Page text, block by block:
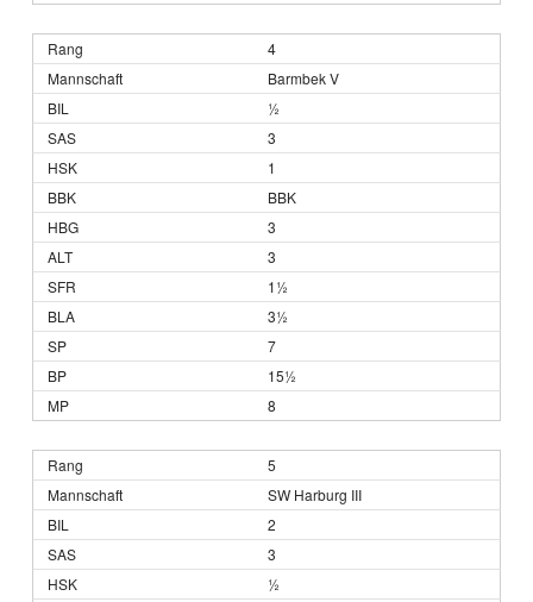
4
Barmbek V
½
3
1
BBK
3
3
1½
3½
7
15½
8
5
SW Harburg III
2
3
½